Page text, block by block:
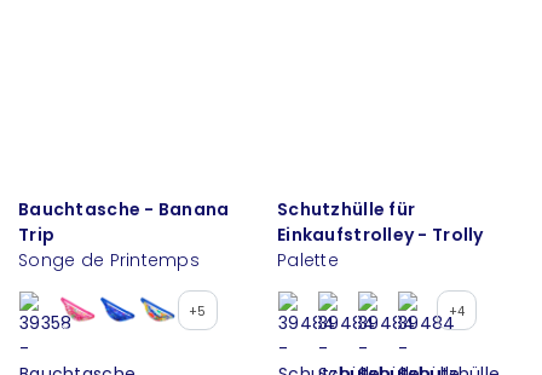
Bauchtasche - Banana
Trip
Songe de Printemps
+5
Schutzhülle für
Einkaufstrolley - Trolly
Palette
+4